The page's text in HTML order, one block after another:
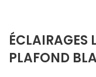
ÉCLAIRAGES
PLAFOND